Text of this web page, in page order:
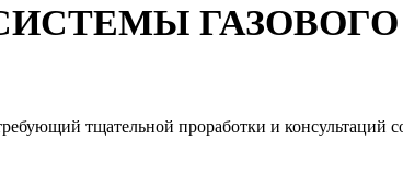
тщательной проработки и